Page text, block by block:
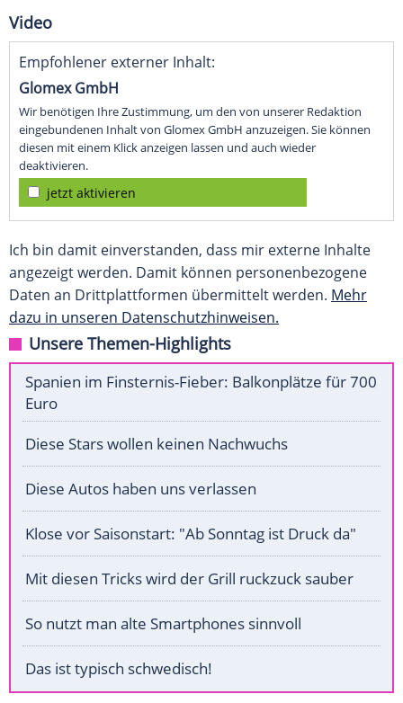
Video
Empfohlener externer Inhalt:
Glomex GmbH
Wir benötigen Ihre Zustimmung, um den von unserer Redaktion
eingebundenen Inhalt von Glomex GmbH anzuzeigen. Sie können
diesen mit einem Klick anzeigen lassen und auch wieder
deaktivieren.
jetzt aktivieren
Ich bin damit einverstanden, dass mir externe Inhalte
angezeigt werden. Damit können personenbezogene
Daten an Drittplattformen übermittelt werden. Mehr
dazu in unseren Datenschutzhinweisen.
Unsere Themen-Highlights
Spanien im Finsternis-Fieber: Balkonplätze für 700
Euro
Diese Stars wollen keinen Nachwuchs
Diese Autos haben uns verlassen
Klose vor Saisonstart: "Ab Sonntag ist Druck da"
Mit diesen Tricks wird der Grill ruckzuck sauber
So nutzt man alte Smartphones sinnvoll
Das ist typisch schwedisch!